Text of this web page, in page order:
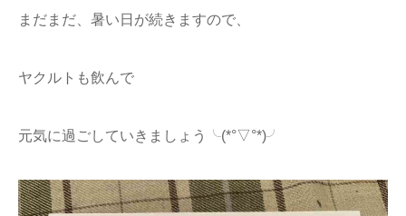
まだまだ、暑い日が続きますので、
ヤクルトも飲んで
元気に過ごしていきましょう╰(*°▽°*)╯